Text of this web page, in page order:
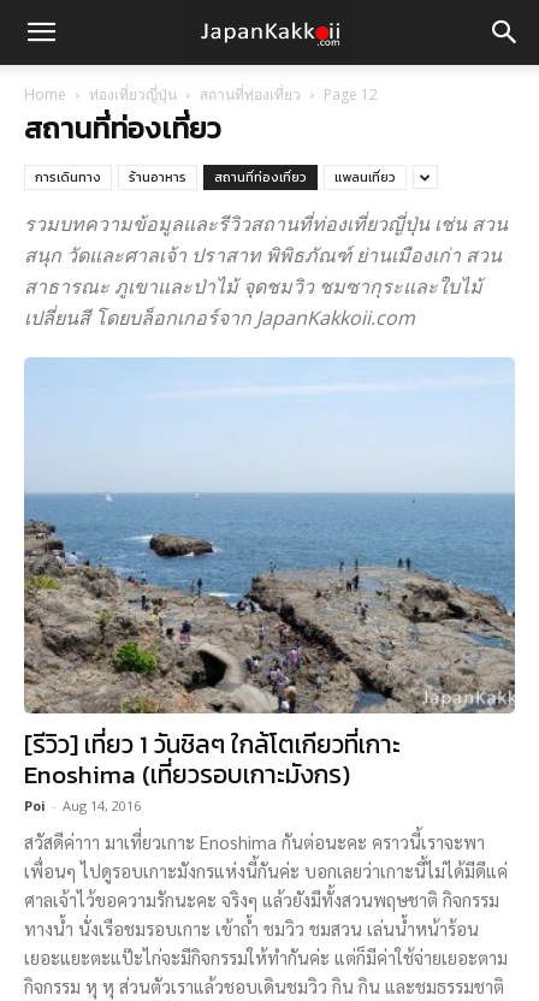
Home ท่องเที่ยวญี่ปุ่น สถานที่ท่องเที่ยว Page 12
สถานที่ท่องเที่ยว
การเดินทาง ร้านอาหาร สถานที่ท่องเที่ยว แพลนเที่ยว
รวมบทความข้อมูลและรีวิวสถานที่ท่องเที่ยวญี่ปุ่น เช่น สวน
สนุก วัดและศาลเจ้า ปราสาท พิพิธภัณฑ์ ย่านเมืองเก่า สวน
สาธารณะ ภูเขาและป่าไม้ จุดชมวิว ชมซากุระและใบไม้
เปลี่ยนสี โดยบล็อกเกอร์จาก JapanKakkoii.com
[รีวิว] เที่ยว 1 วันชิลๆ ใกล้โตเกียวที่เกาะ
Enoshima (เที่ยวรอบเกาะมังกร)
Poi - Aug 14, 2016
สวัสดีค่าาา มาเที่ยวเกาะ Enoshima กันต่อนะคะ คราวนี้เราจะพา
เพื่อนๆ ไปดูรอบเกาะมังกรแห่งนี้กันค่ะ บอกเลยว่าเกาะนี้ไม่ได้มีดีแค่
ศาลเจ้าไว้ขอความรักนะคะ จริงๆ แล้วยังมีทั้งสวนพฤษชาติ กิจกรรม
ทางน้ำ นั่งเรือชมรอบเกาะ เข้าถ้ำ ชมวิว ชมสวน เล่นน้ำหน้าร้อน
เยอะแยะตะแป๊ะไก่จะมีกิจกรรมให้ทำกันค่ะ แต่ก็มีค่าใช้จ่ายเยอะตาม
กิจกรรม หุ หุ ส่วนตัวเราแล้วชอบเดินชมวิว กิน กิน และชมธรรมชาติ